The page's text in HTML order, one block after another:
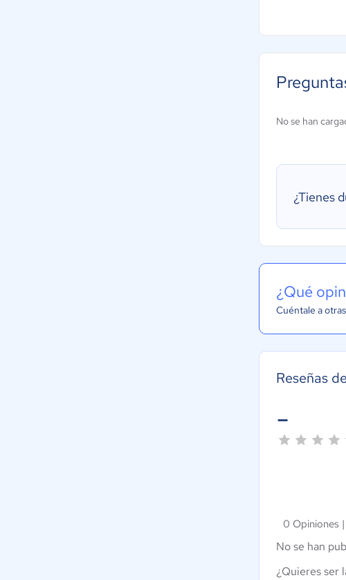
No se han
¿Tienes
¿Qué
Cuéntale a
Reseñas
-
0 Opiniones |
No se han
¿Quieres ser